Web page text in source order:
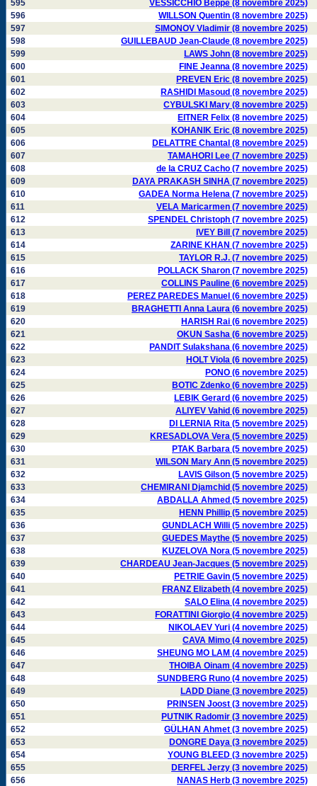
595
VESSICCHIO Beppe (8 novembre 2025)
596
WILLSON Quentin (8 novembre 2025)
597
SIMONOV Vladimir (8 novembre 2025)
598
GUILLEBAUD Jean-Claude (8 novembre 2025)
599
LAWS John (8 novembre 2025)
600
FINE Jeanna (8 novembre 2025)
601
PREVEN Eric (8 novembre 2025)
602
RASHIDI Masoud (8 novembre 2025)
603
CYBULSKI Mary (8 novembre 2025)
604
EITNER Felix (8 novembre 2025)
605
KOHANIK Eric (8 novembre 2025)
606
DELATTRE Chantal (8 novembre 2025)
607
TAMAHORI Lee (7 novembre 2025)
608
de la CRUZ Cacho (7 novembre 2025)
609
DAYA PRAKASH SINHA (7 novembre 2025)
610
GADEA Norma Helena (7 novembre 2025)
611
VELA Maricarmen (7 novembre 2025)
612
SPENDEL Christoph (7 novembre 2025)
613
IVEY Bill (7 novembre 2025)
614
ZARINE KHAN (7 novembre 2025)
615
TAYLOR R.J. (7 novembre 2025)
616
POLLACK Sharon (7 novembre 2025)
617
COLLINS Pauline (6 novembre 2025)
618
PEREZ PAREDES Manuel (6 novembre 2025)
619
BRAGHETTI Anna Laura (6 novembre 2025)
620
HARISH Rai (6 novembre 2025)
621
OKUN Sasha (6 novembre 2025)
622
PANDIT Sulakshana (6 novembre 2025)
623
HOLT Viola (6 novembre 2025)
624
PONO (6 novembre 2025)
625
BOTIC Zdenko (6 novembre 2025)
626
LEBIK Gerard (6 novembre 2025)
627
ALIYEV Vahid (6 novembre 2025)
628
DI LERNIA Rita (5 novembre 2025)
629
KRESADLOVA Vera (5 novembre 2025)
630
PTAK Barbara (5 novembre 2025)
631
WILSON Mary Ann (5 novembre 2025)
632
LAVIS Gilson (5 novembre 2025)
633
CHEMIRANI Djamchid (5 novembre 2025)
634
ABDALLA Ahmed (5 novembre 2025)
635
HENN Phillip (5 novembre 2025)
636
GUNDLACH Willi (5 novembre 2025)
637
GUEDES Maythe (5 novembre 2025)
638
KUZELOVA Nora (5 novembre 2025)
639
CHARDEAU Jean-Jacques (5 novembre 2025)
640
PETRIE Gavin (5 novembre 2025)
641
FRANZ Elizabeth (4 novembre 2025)
642
SALO Elina (4 novembre 2025)
643
FORATTINI Giorgio (4 novembre 2025)
644
NIKOLAEV Yuri (4 novembre 2025)
645
CAVA Mimo (4 novembre 2025)
646
SHEUNG MO LAM (4 novembre 2025)
647
THOIBA Oinam (4 novembre 2025)
648
SUNDBERG Runo (4 novembre 2025)
649
LADD Diane (3 novembre 2025)
650
PRINSEN Joost (3 novembre 2025)
651
PUTNIK Radomir (3 novembre 2025)
652
GÜLHAN Ahmet (3 novembre 2025)
653
DONGRE Daya (3 novembre 2025)
654
YOUNG BLEED (3 novembre 2025)
655
DERFEL Jerzy (3 novembre 2025)
656
NANAS Herb (3 novembre 2025)